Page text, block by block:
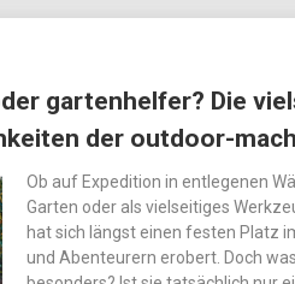
gartenhelfer? Die
der outdoor-
Ob auf Expedition in entlegenen
Garten oder als vielseitiges
hat sich längst einen festen Platz
und Abenteurern erobert. Doch